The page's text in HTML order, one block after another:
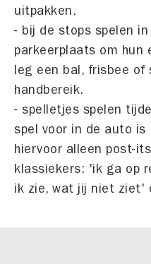
uitpakken.
- bij de stops spelen
parkeerplaats om hun
leg een bal, frisbee of
handbereik.
- spelletjes spelen
spel voor in de auto is
hiervoor alleen post-
klassiekers: 'ik ga op
ik zie, wat jij niet ziet'